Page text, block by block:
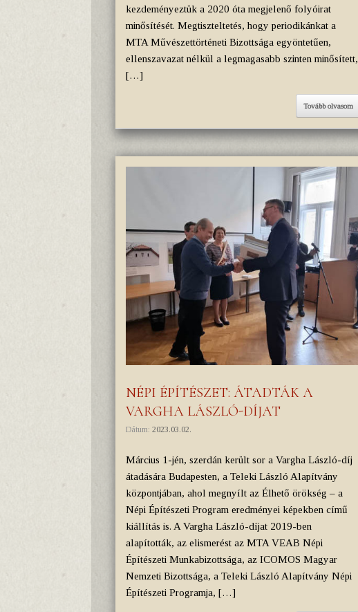
kezdeményeztük a 2020 óta megjelenő folyóirat
minősítését. Megtiszteltetés, hogy periodikánkat a
MTA Művészettörténeti Bizottsága egyöntetűen,
ellenszavazat nélkül a legmagasabb szinten minősített,
[…]
Tovább olvasom
NÉPI ÉPÍTÉSZET: ÁTADTÁK A
VARGHA LÁSZLÓ-DÍJAT
Dátum: 2023.03.02.
Március 1-jén, szerdán került sor a Vargha László-díj
átadására Budapesten, a Teleki László Alapítvány
központjában, ahol megnyílt az Élhető örökség – a
Népi Építészeti Program eredményei képekben című
kiállítás is. A Vargha László-díjat 2019-ben
alapították, az elismerést az MTA VEAB Népi
Építészeti Munkabizottsága, az ICOMOS Magyar
Nemzeti Bizottsága, a Teleki László Alapítvány Népi
Építészeti Programja, […]